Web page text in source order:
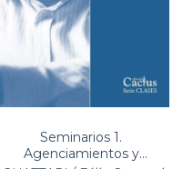
PRONTA ENTREGA
Seminarios 1.
Agenciamientos y